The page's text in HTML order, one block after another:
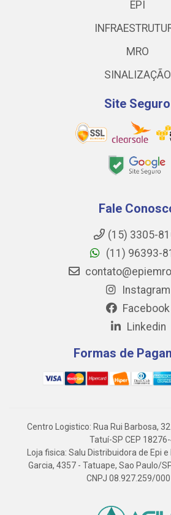
EPI
MRO
SINALIZAÇÃO
Site Seguro
Fale
(15) 3305-
(11) 96393-
Instagram
Facebook
Linkedin
Formas de
Centro Logistico: Rua Rui Barbosa,
Tatuí-SP CEP
Loja fisica: Salu Distribuidora de Epi
Garcia, 4357 - Tatuape, Sao Paulo/
CNPJ 08.927.259/